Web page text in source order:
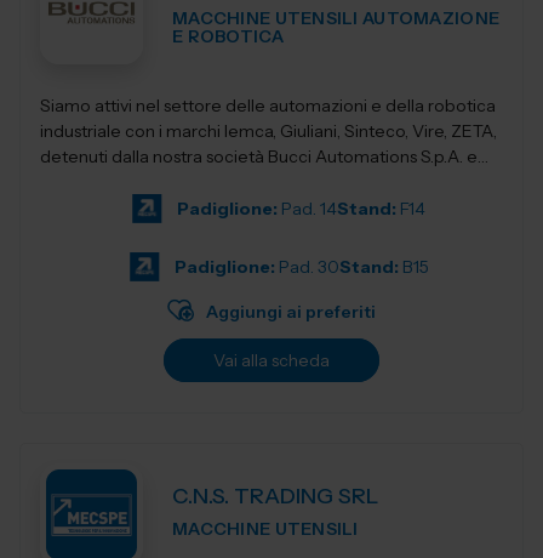
MACCHINE UTENSILI AUTOMAZIONE
E ROBOTICA
Siamo attivi nel settore delle automazioni e della robotica
industriale con i marchi Iemca, Giuliani, Sinteco, Vire, ZETA,
detenuti dalla nostra società Bucci Automations S.p.A. e
Padiglione: Pad. 14Stand: F14
Padiglione: Pad. 30Stand: B15
Aggiungi ai preferiti
Vai alla scheda
C.N.S. TRADING SRL
MACCHINE UTENSILI